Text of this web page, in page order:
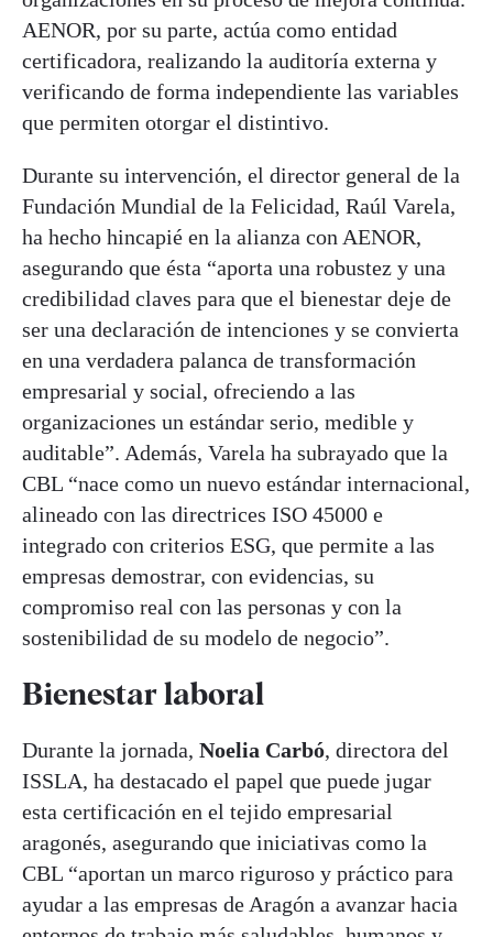
AENOR, por su parte, actúa como entidad
certificadora, realizando la auditoría externa y
verificando de forma independiente las variables
que permiten otorgar el distintivo.
Durante su intervención, el director general de la
Fundación Mundial de la Felicidad, Raúl Varela,
ha hecho hincapié en la alianza con AENOR,
asegurando que ésta “aporta una robustez y una
credibilidad claves para que el bienestar deje de
ser una declaración de intenciones y se convierta
en una verdadera palanca de transformación
empresarial y social, ofreciendo a las
organizaciones un estándar serio, medible y
auditable”. Además, Varela ha subrayado que la
CBL “nace como un nuevo estándar internacional,
alineado con las directrices ISO 45000 e
integrado con criterios ESG, que permite a las
empresas demostrar, con evidencias, su
compromiso real con las personas y con la
sostenibilidad de su modelo de negocio”.
Bienestar laboral
Durante la jornada, Noelia Carbó, directora del
ISSLA, ha destacado el papel que puede jugar
esta certificación en el tejido empresarial
aragonés, asegurando que iniciativas como la
CBL “aportan un marco riguroso y práctico para
ayudar a las empresas de Aragón a avanzar hacia